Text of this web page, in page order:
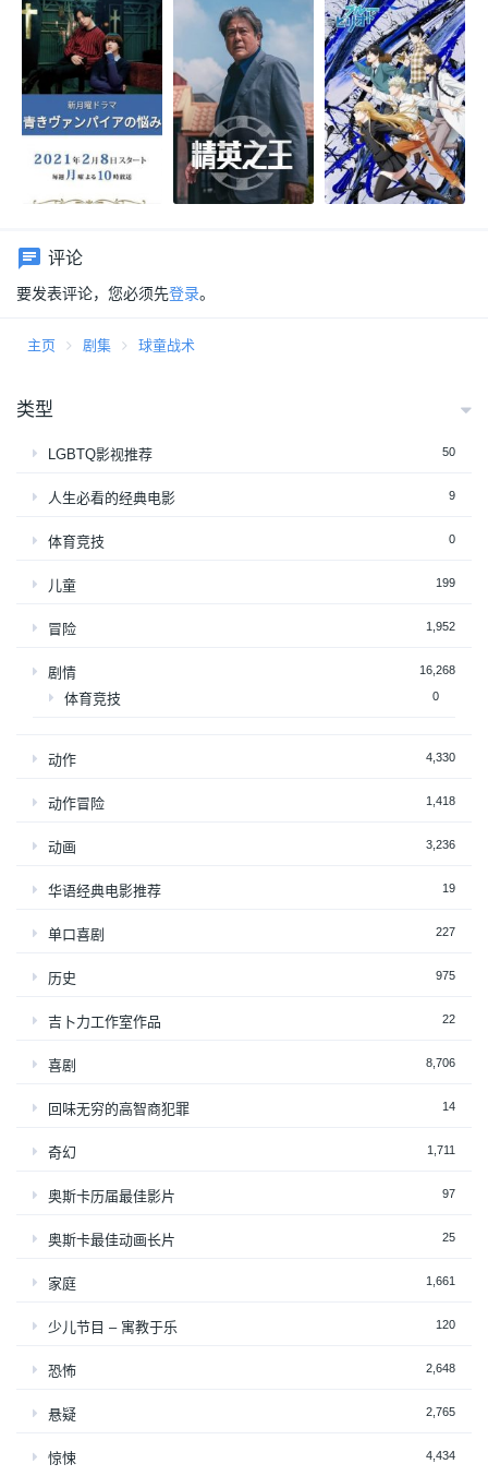
评论
要发表评论，您必须先登录。
主页 剧集 球童战术
类型
LGBTQ影视推荐 50
人生必看的经典电影 9
体育竞技 0
儿童 199
冒险 1,952
剧情 16,268
体育竞技 0
动作 4,330
动作冒险 1,418
动画 3,236
华语经典电影推荐 19
单口喜剧 227
历史 975
吉卜力工作室作品 22
喜剧 8,706
回味无穷的高智商犯罪 14
奇幻 1,711
奥斯卡历届最佳影片 97
奥斯卡最佳动画长片 25
家庭 1,661
少儿节目 – 寓教于乐 120
恐怖 2,648
悬疑 2,765
惊悚 4,434